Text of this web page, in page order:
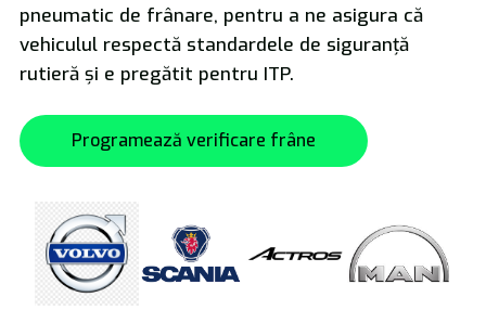
pneumatic de frânare, pentru a ne asigura că
vehiculul respectă standardele de siguranță
rutieră și e pregătit pentru ITP.
Programează verificare frâne